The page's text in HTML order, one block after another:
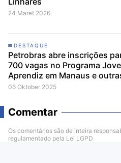
24 Maret 2026
DESTAQUE
Petrobras abre inscrições
700 vagas no Programa
Aprendiz em Manaus e
06 Oktober 2025
Comentar
Os comentários são de inteira
regulamentado pela Lei LGPD